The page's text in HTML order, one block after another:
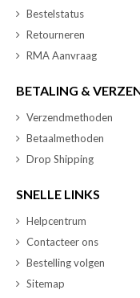
Bestelstatus
Retourneren
RMA Aanvraag
BETALING &
Verzendmethoden
Betaalmethoden
Drop Shipping
SNELLE LINKS
Helpcentrum
Contacteer ons
Bestelling volgen
Sitemap